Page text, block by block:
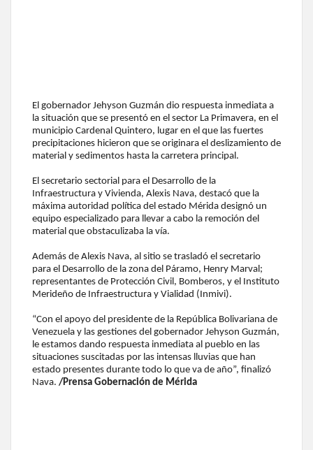
El gobernador Jehyson Guzmán dio respuesta inmediata a
la situación que se presentó en el sector La Primavera, en el
municipio Cardenal Quintero, lugar en el que las fuertes
precipitaciones hicieron que se originara el deslizamiento de
material y sedimentos hasta la carretera principal.
El secretario sectorial para el Desarrollo de la
Infraestructura y Vivienda, Alexis Nava, destacó que la
máxima autoridad política del estado Mérida designó un
equipo especializado para llevar a cabo la remoción del
material que obstaculizaba la vía.
Además de Alexis Nava, al sitio se trasladó el secretario
para el Desarrollo de la zona del Páramo, Henry Marval;
representantes de Protección Civil, Bomberos, y el Instituto
Merideño de Infraestructura y Vialidad (Inmivi).
“Con el apoyo del presidente de la República Bolivariana de
Venezuela y las gestiones del gobernador Jehyson Guzmán,
le estamos dando respuesta inmediata al pueblo en las
situaciones suscitadas por las intensas lluvias que han
estado presentes durante todo lo que va de año”, finalizó
Nava. /Prensa Gobernación de Mérida